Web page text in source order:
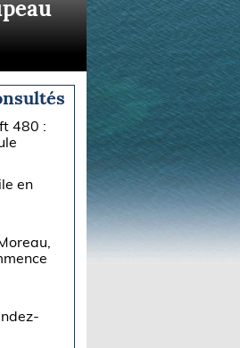
480 :
en